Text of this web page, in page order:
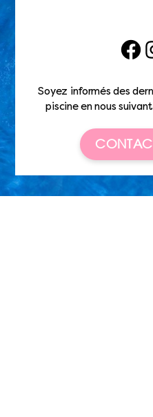
Soyez informés des
piscine en nous